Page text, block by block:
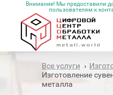
Внимание! Мы предоставили
пользователям к
Все услуги ›
Изготовление
металла